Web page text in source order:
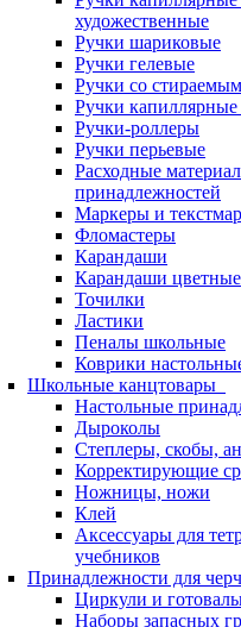
художественные
Ручки шариковые
Ручки гелевые
Ручки со
Ручки
Ручки-роллеры
Ручки перьевые
Расходные
принадлежностей
Маркеры и
Фломастеры
Карандаши
Карандаши цветные
Точилки
Ластики
Пеналы школьные
Коврики
Школьные канцтовары
Настольные
Дыроколы
Степлеры, скобы,
Корректирующие
Ножницы, ножи
Клей
Аксессуары для
учебников
Принадлежности для
Циркули и
Наборы запасных